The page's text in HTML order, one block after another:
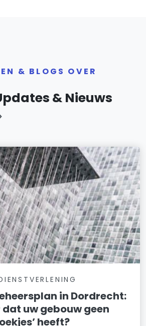
& BLOGS OVER
& Nieuws
in Dordrecht:
dat uw gebouw geen
heeft?